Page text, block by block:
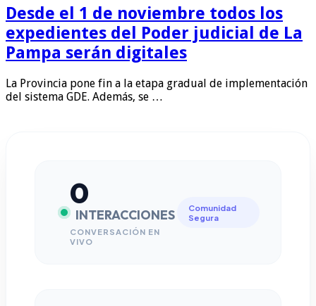
Desde el 1 de noviembre todos los
expedientes del Poder judicial de La
Pampa serán digitales
La Provincia pone fin a la etapa gradual de implementación
del sistema GDE. Además, se …
0
INTERACCIONES
CONVERSACIÓN EN
VIVO
Comunidad
Segura